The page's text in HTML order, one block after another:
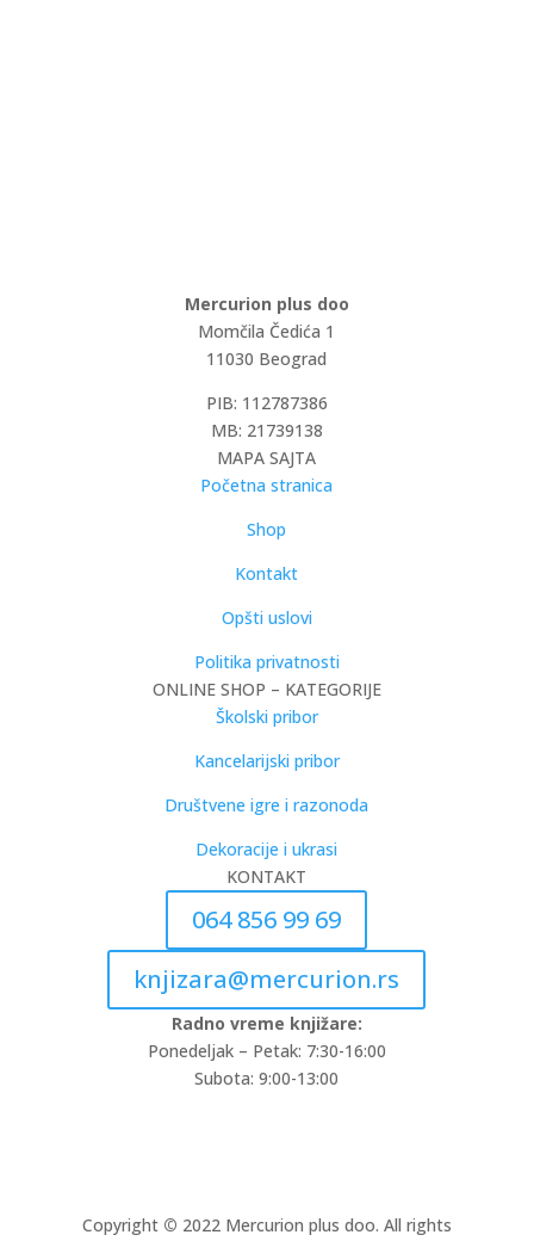
Mercurion plus doo
Momčila Čedića 1
11030 Beograd
PIB: 112787386
MB: 21739138
MAPA SAJTA
Početna stranica
Shop
Kontakt
Opšti uslovi
Politika privatnosti
ONLINE SHOP – KATEGORIJE
Školski pribor
Kancelarijski pribor
Društvene igre i razonoda
Dekoracije i ukrasi
KONTAKT
064 856 99 69
knjizara@mercurion.rs
Radno vreme knjižare:
Ponedeljak – Petak: 7:30-16:00
Subota: 9:00-13:00
Copyright © 2022 Mercurion plus doo. All rights